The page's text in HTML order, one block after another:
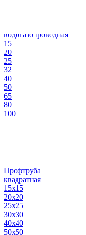
водогазопроводная
15
20
25
32
40
50
65
80
100
Профтруба
квадратная
15х15
20х20
25х25
30х30
40х40
50х50